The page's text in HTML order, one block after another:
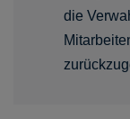
die